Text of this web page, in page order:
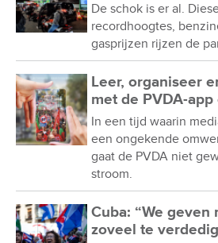
De schok is er al.
recordhoogtes,
gasprijzen rijzen de
Leer, organiseer
met de PVDA-app
In een tijd waarin
een ongekende
gaat de PVDA niet
stroom.
Cuba: “We geven
zoveel te